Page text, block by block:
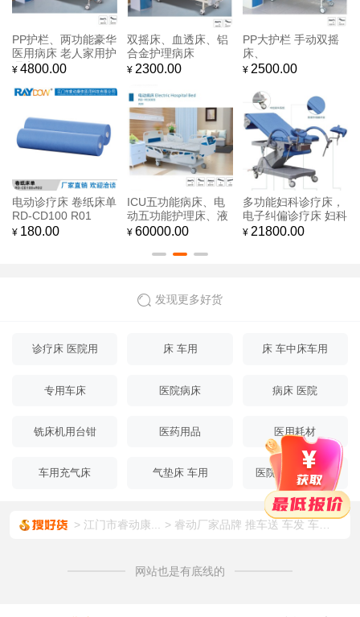
电动检查椅，血透
床，血透椅
¥ 18000.00
多功能医师椅、检查
椅
¥ 3000.00
电动妇科检查床、多
功能电动诊疗床，
¥ 32800.00
多功能电动诊疗床，
电子纠偏诊疗床 医用
诊疗床，介入超声检
¥ 32800.00
睿动RAYDOW 医用
配件 ABS可移动餐桌
RD-CB100+K02
¥ 2500.00
睿动RAYDOW 三功
能手动医用病床 家用
护理床 老人理疗床 R
¥ 3400.00
发现更多好货
诊疗床 医院用 床 车用 床 车中床车用
专用车床 医院病床 病床 医院
铣床机用台钳 医药用品 医用耗材
车用充气床 气垫床 车用 医院 病床 床头柜
江门市睿动康... 睿动厂家品牌 推车送 车发 车全塑手推车 RD-TC100K04
网站也是有底线的